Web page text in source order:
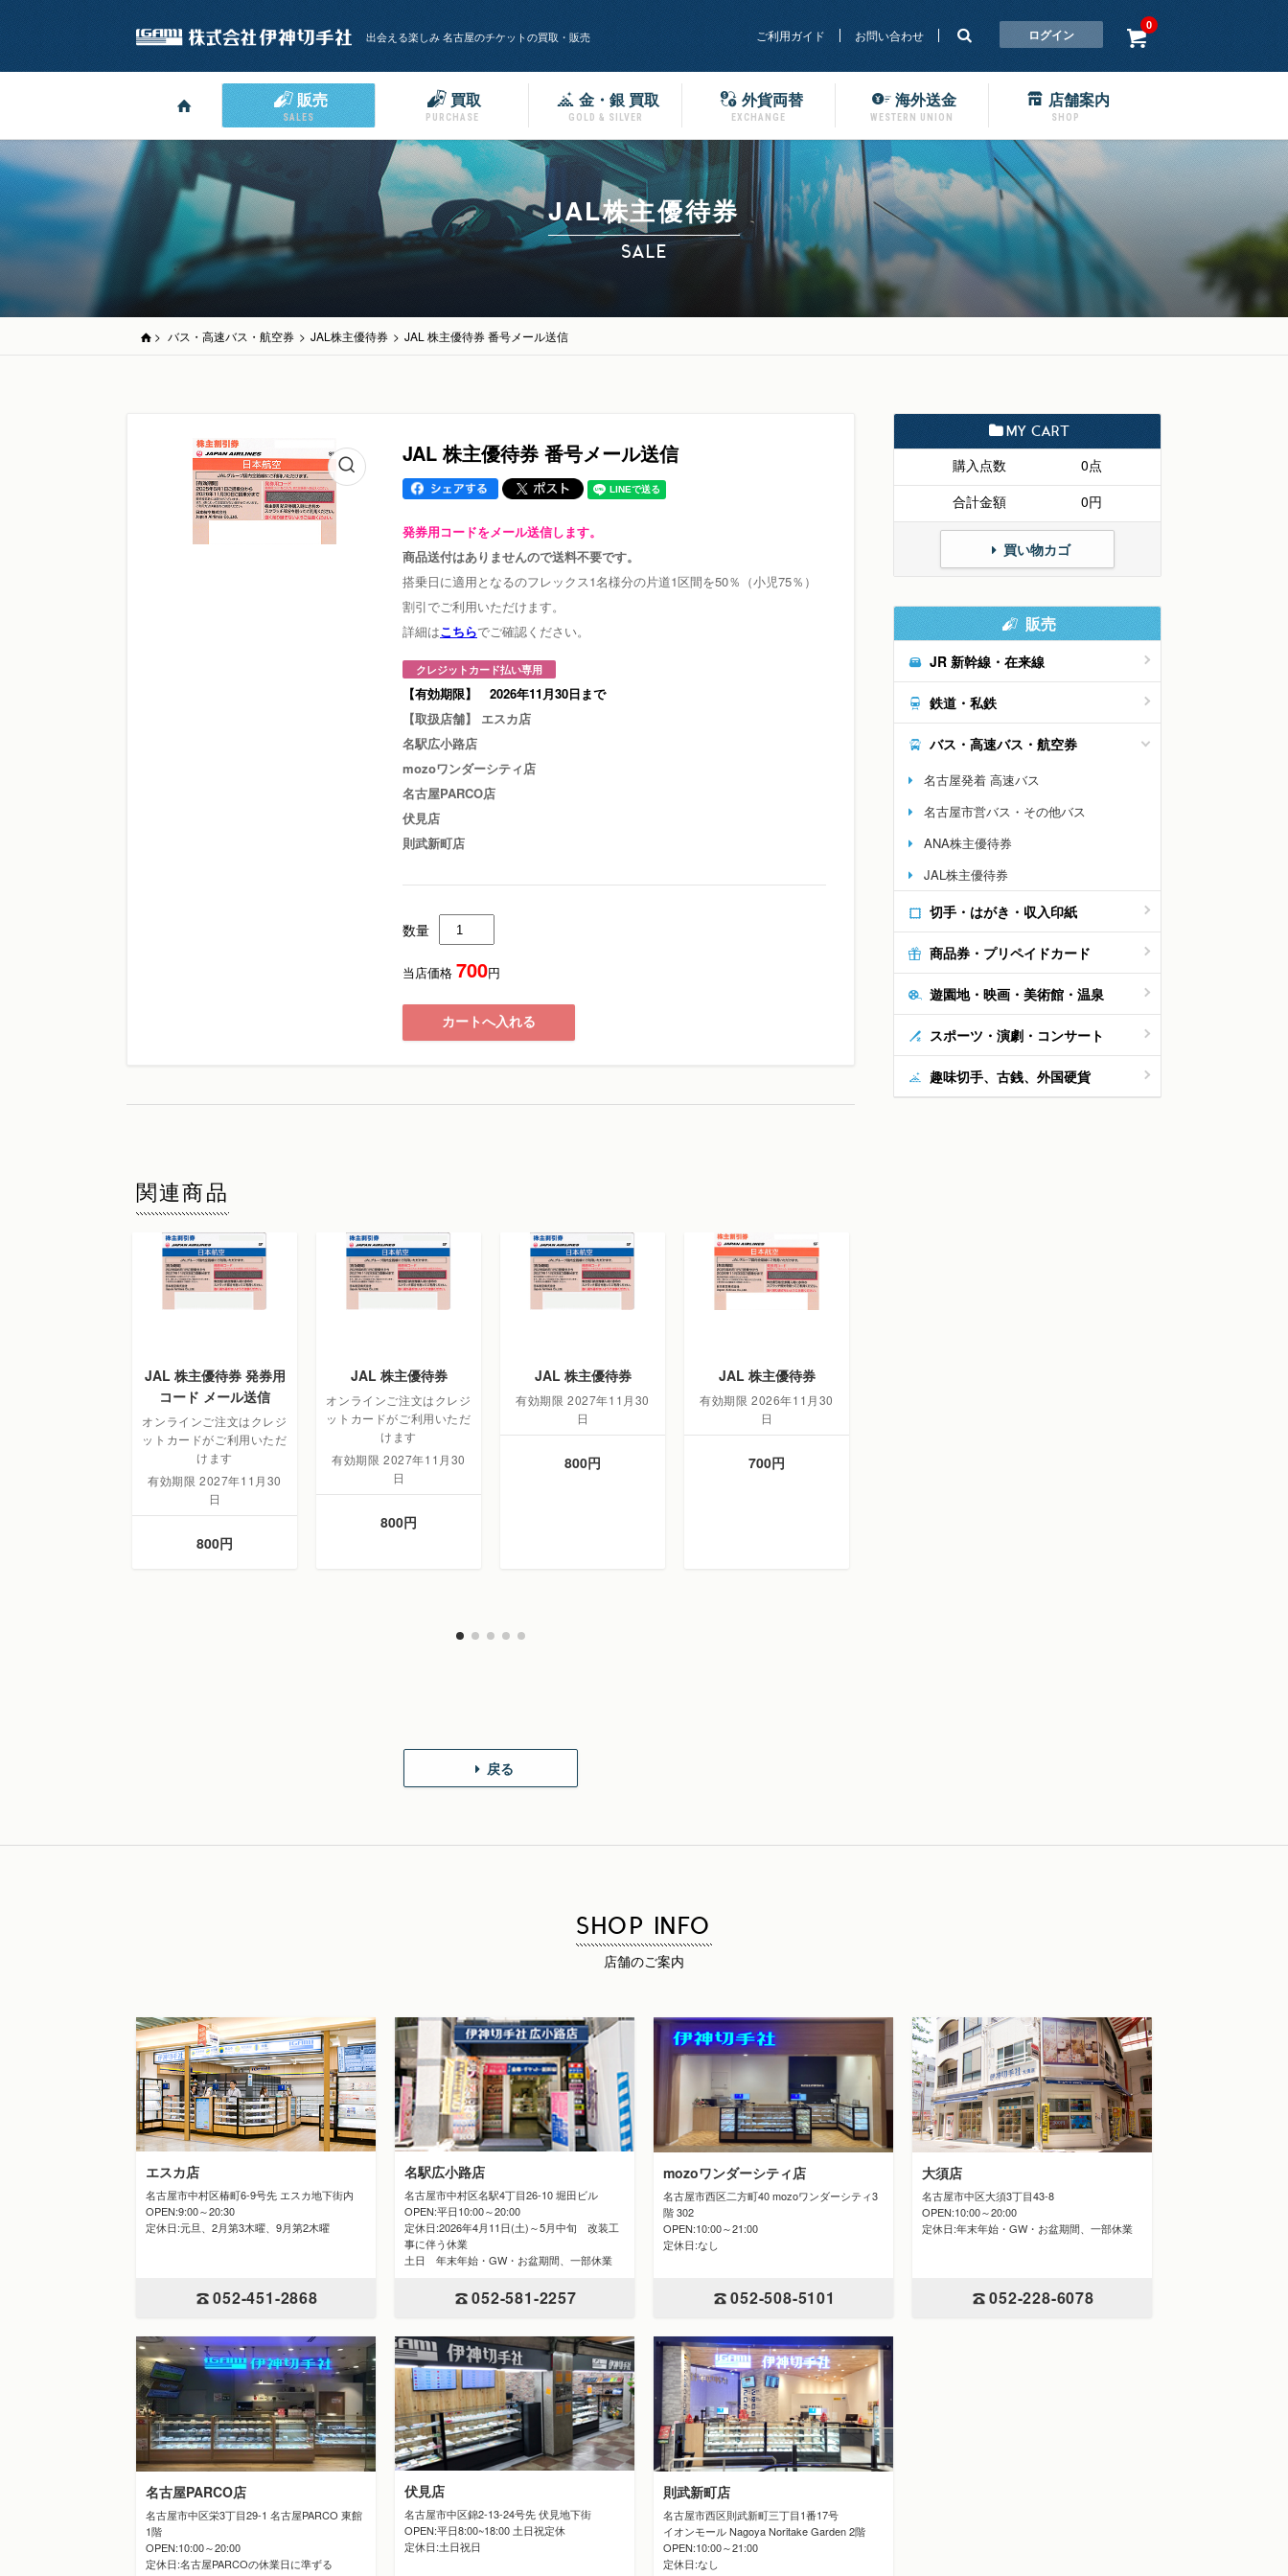
出会える楽しみ 名古屋のチケットの買取・販売 ご利用ガイド お問い合わせ ログイン
0
販売
SALES
買取
PURCHASE
金・銀 買取
GOLD & SILVER
外貨両替
EXCHANGE
海外送金
WESTERN UNION
店舗案内
SHOP
JAL株主優待券
SALE
> バス・高速バス・航空券 > JAL株主優待券 > JAL 株主優待券 番号メール送信
JAL 株主優待券 番号メール送信
発券用コードをメール送信します。
商品送付はありませんので送料不要です。
搭乗日に適用となるのフレックス1名様分の片道1区間を50％（小児75％）
割引でご利用いただけます。
詳細はこちらでご確認ください。
クレジットカード払い専用
【有効期限】 2026年11月30日まで
【取扱店舗】 エスカ店
名駅広小路店
mozoワンダーシティ店
名古屋PARCO店
伏見店
則武新町店
数量
当店価格 700円
カートへ入れる
関連商品
JAL 株主優待券 発券用
コード メール送信
オンラインご注文はクレジ
ットカードがご利用いただ
けます
有効期限 2027年11月30
日
800円
JAL 株主優待券
オンラインご注文はクレジ
ットカードがご利用いただ
けます
有効期限 2027年11月30
日
800円
JAL 株主優待券
有効期限 2027年11月30
日
800円
JAL 株主優待券
有効期限 2026年11月30
日
700円
戻る
MY CART
購入点数
0点
合計金額
0円
買い物カゴ
販売
JR 新幹線・在来線
鉄道・私鉄
バス・高速バス・航空券
名古屋発着 高速バス
名古屋市営バス・その他バス
ANA株主優待券
JAL株主優待券
切手・はがき・収入印紙
商品券・プリペイドカード
遊園地・映画・美術館・温泉
スポーツ・演劇・コンサート
趣味切手、古銭、外国硬貨
SHOP INFO
店舗のご案内
エスカ店
名古屋市中村区椿町6-9号先 エスカ地下街内
OPEN:9:00～20:30
定休日:元旦、2月第3木曜、9月第2木曜
052-451-2868
名駅広小路店
名古屋市中村区名駅4丁目26-10 堀田ビル
OPEN:平日10:00～20:00
定休日:2026年4月11日(土)～5月中旬 改装工
事に伴う休業
土日 年末年始・GW・お盆期間、一部休業
052-581-2257
mozoワンダーシティ店
名古屋市西区二方町40 mozoワンダーシティ3
階 302
OPEN:10:00～21:00
定休日:なし
052-508-5101
大須店
名古屋市中区大須3丁目43-8
OPEN:10:00～20:00
定休日:年末年始・GW・お盆期間、一部休業
052-228-6078
名古屋PARCO店
名古屋市中区栄3丁目29-1 名古屋PARCO 東館
1階
OPEN:10:00～20:00
定休日:名古屋PARCOの休業日に準ずる
伏見店
名古屋市中区錦2-13-24号先 伏見地下街
OPEN:平日8:00~18:00 土日祝定休
定休日:土日祝日
則武新町店
名古屋市西区則武新町三丁目1番17号
イオンモール Nagoya Noritake Garden 2階
OPEN:10:00～21:00
定休日:なし